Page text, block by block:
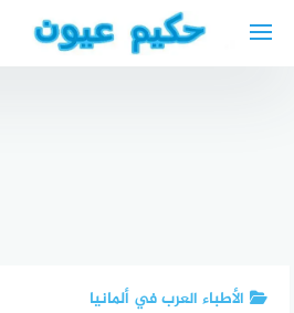
الأطباء العرب في ألمانيا